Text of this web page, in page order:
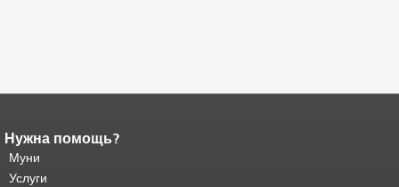
Конец содержимого
страницы.
страницы повторяется на каждой
Нужна помощь?
Муни
Услуги